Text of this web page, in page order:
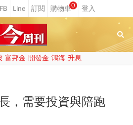
0
富邦金 開發金 鴻海 升息
，需要投資與陪跑